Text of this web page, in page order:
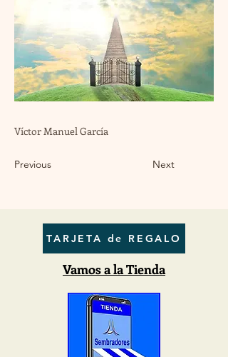
Víctor Manuel García
Previous Next
TARJETA de REGALO
Vamos a la Tienda